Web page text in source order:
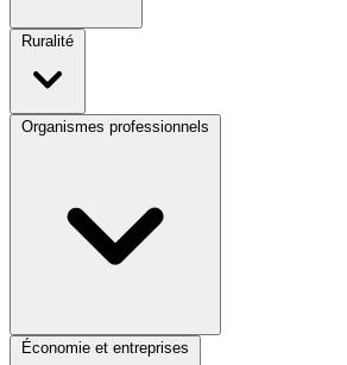
Ruralité
Organismes professionnels
Économie et entreprises